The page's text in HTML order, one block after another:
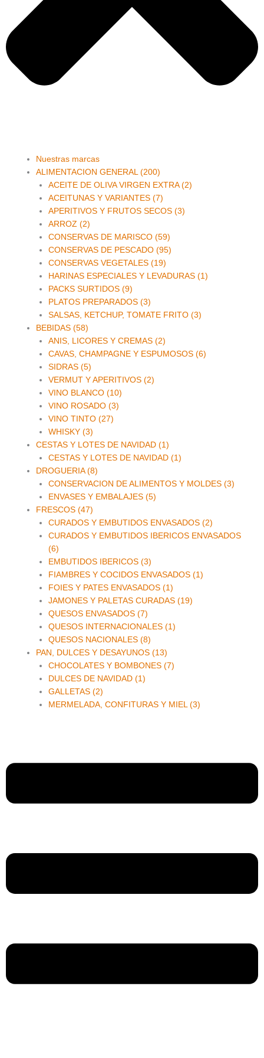
Main
Menu
Nuestras marcas
ALIMENTACION GENERAL (200)
ACEITE DE OLIVA VIRGEN EXTRA (2)
ACEITUNAS Y VARIANTES (7)
APERITIVOS Y FRUTOS SECOS (3)
ARROZ (2)
CONSERVAS DE MARISCO (59)
CONSERVAS DE PESCADO (95)
CONSERVAS VEGETALES (19)
HARINAS ESPECIALES Y LEVADURAS (1)
PACKS SURTIDOS (9)
PLATOS PREPARADOS (3)
SALSAS, KETCHUP, TOMATE FRITO (3)
BEBIDAS (58)
ANIS, LICORES Y CREMAS (2)
CAVAS, CHAMPAGNE Y ESPUMOSOS (6)
SIDRAS (5)
VERMUT Y APERITIVOS (2)
VINO BLANCO (10)
VINO ROSADO (3)
VINO TINTO (27)
WHISKY (3)
CESTAS Y LOTES DE NAVIDAD (1)
CESTAS Y LOTES DE NAVIDAD (1)
DROGUERIA (8)
CONSERVACION DE ALIMENTOS Y MOLDES (3)
ENVASES Y EMBALAJES (5)
FRESCOS (47)
CURADOS Y EMBUTIDOS ENVASADOS (2)
CURADOS Y EMBUTIDOS IBERICOS ENVASADOS
(6)
EMBUTIDOS IBERICOS (3)
FIAMBRES Y COCIDOS ENVASADOS (1)
FOIES Y PATES ENVASADOS (1)
JAMONES Y PALETAS CURADAS (19)
QUESOS ENVASADOS (7)
QUESOS INTERNACIONALES (1)
QUESOS NACIONALES (8)
PAN, DULCES Y DESAYUNOS (13)
CHOCOLATES Y BOMBONES (7)
DULCES DE NAVIDAD (1)
GALLETAS (2)
MERMELADA, CONFITURAS Y MIEL (3)